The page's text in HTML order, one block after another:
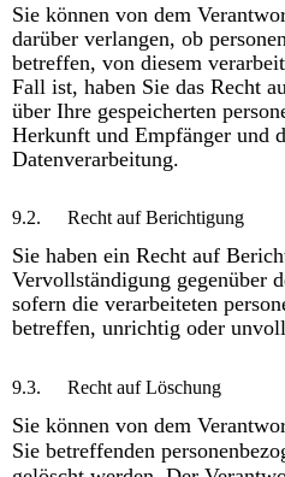
Sie können von dem
darüber verlangen, ob
betreffen, von diesem
Fall ist, haben Sie das Recht
über Ihre gespeicherten
Herkunft und Empfänger und
Datenverarbeitung.
9.2. Recht auf Berichtigung
Sie haben ein Recht auf
Vervollständigung gegenüber
sofern die verarbeiteten
betreffen, unrichtig oder
9.3. Recht auf Löschung
Sie können von dem
Sie betreffenden